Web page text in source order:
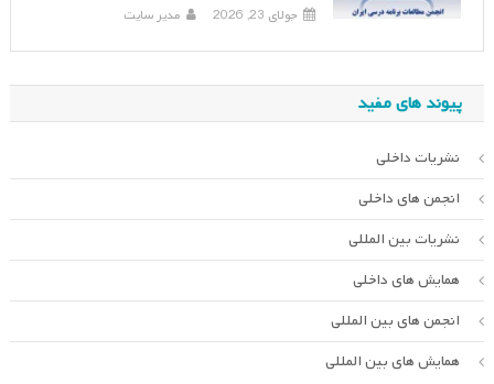
جولای 23, 2026 مدیر سایت
پیوند های مفید
نشریات داخلی
انجمن های داخلی
نشریات بین المللی
همایش های داخلی
انجمن های بین المللی
همایش های بین المللی